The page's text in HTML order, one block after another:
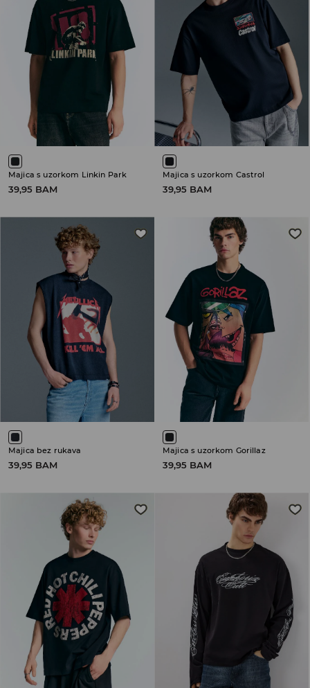
Majica s uzorkom Linkin Park
39,95 BAM
Majica s uzorkom Castrol
39,95 BAM
Majica bez rukava
39,95 BAM
Majica s uzorkom Gorillaz
39,95 BAM